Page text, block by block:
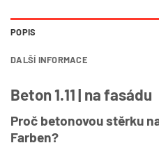
POPIS
DALŠÍ INFORMACE
Beton 1.11 | na fasádu
Proč betonovou stěrku
Farben?